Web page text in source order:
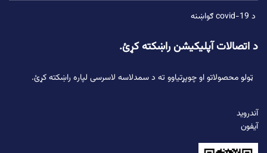
د covid-19 ګواښنه
د اتصالات آپلیکیشن راښکته کړئ.
ټولو محصولاتو او چوپړتیاوو ته د سمدلاسه لاسرسی لپاره راښکته کړئ.
آندروید
آیفون